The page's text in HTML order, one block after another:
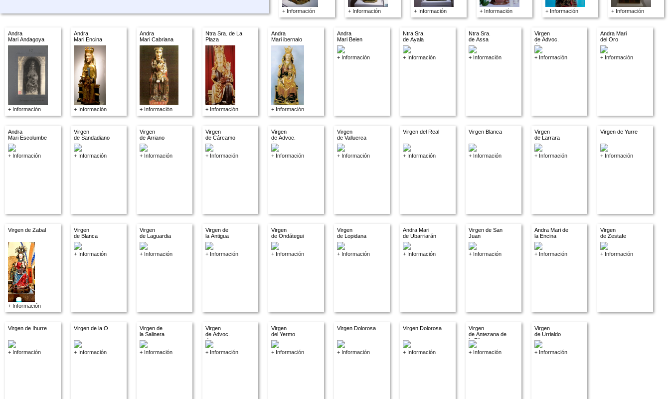
+ Información + Información + Información + Información + Información + Información
Andra
Mari Andagoya
+ Información
Andra
Mari Encina
+ Información
Andra
Mari Cabriana
+ Información
Ntra Sra. de La
Plaza
+ Información
Andra
Mari ibernalo
+ Información
Andra
Mari Belen
+ Información
Ntra Sra.
de Ayala
+ Información
Ntra Sra.
de Assa
+ Información
Virgen
de Advoc.
descon.
+ Información
Andra Mari
del Oro
+ Información
Andra
Mari Escolumbe
+ Información
Virgen
de Sandadiano
+ Información
Virgen
de Arriano
+ Información
Virgen
de Cárcamo
+ Información
Virgen
de Advoc.
descon.
+ Información
Virgen
de Valluerca
+ Información
Virgen del Real
+ Información
Virgen Blanca
+ Información
Virgen
de Larrara
+ Información
Virgen de Yurre
+ Información
Virgen de Zabal
+ Información
Virgen
de Blanca
+ Información
Virgen
de Laguardia
+ Información
Virgen de
la Antigua
+ Información
Virgen
de Ondátegui
+ Información
Virgen
de Lopidana
+ Información
Andra Mari
de Ubarriarán
+ Información
Virgen de San
Juan
+ Información
Andra Mari de
la Encina
+ Información
Virgen
de Zestafe
+ Información
Virgen de Ihurre
+ Información
Virgen de la O
+ Información
Virgen de
la Salinera
+ Información
Virgen
de Advoc.
descon
+ Información
Virgen
del Yermo
+ Información
Virgen Dolorosa
+ Información
Virgen Dolorosa
+ Información
Virgen
de Antezana de
la Ribera
+ Información
Virgen
de Urrialdo
+ Información